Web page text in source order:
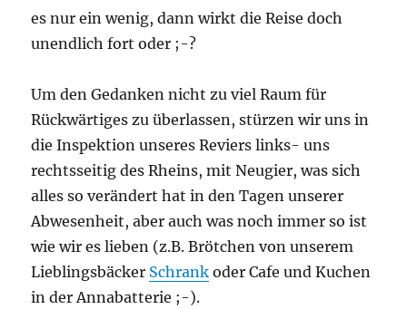
es nur ein wenig, dann wirkt die Reise doch
unendlich fort oder ;-?
Um den Gedanken nicht zu viel Raum für
Rückwärtiges zu überlassen, stürzen wir uns in
die Inspektion unseres Reviers links- uns
rechtsseitig des Rheins, mit Neugier, was sich
alles so verändert hat in den Tagen unserer
Abwesenheit, aber auch was noch immer so ist
wie wir es lieben (z.B. Brötchen von unserem
Lieblingsbäcker Schrank oder Cafe und Kuchen
in der Annabatterie ;-).